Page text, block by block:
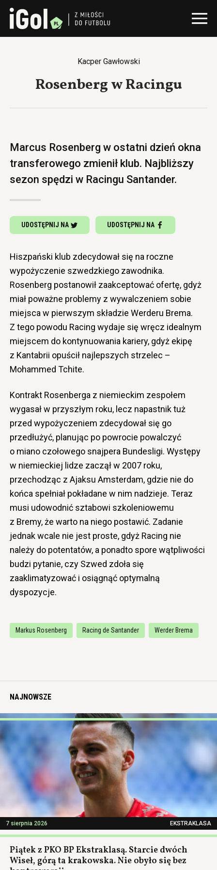
Kacper Gawłowski
Rosenberg w Racingu
Marcus Rosenberg w ostatni dzień okna
transferowego zmienił klub. Najbliższy
sezon spędzi w Racingu Santander.
UDOSTĘPNIJ NA UDOSTĘPNIJ NA
Hiszpański klub zdecydował się na roczne
wypożyczenie szwedzkiego zawodnika.
Rosenberg postanowił zaakceptować ofertę, gdyż
miał poważne problemy z wywalczeniem sobie
miejsca w pierwszym składzie Werderu Brema.
Z tego powodu Racing wydaje się wręcz idealnym
miejscem do kontynuowania kariery, gdyż ekipę
z Kantabrii opuścił najlepszych strzelec –
Mohammed Tchite.
Kontrakt Rosenberga z niemieckim zespołem
wygasał w przyszłym roku, lecz napastnik tuż
przed wypożyczeniem zdecydował się go
przedłużyć, planując po powrocie powalczyć
o miano czołowego snajpera Bundesligi. Występy
w niemieckiej lidze zaczął w 2007 roku,
przechodząc z Ajaksu Amsterdam, gdzie nie do
końca spełniał pokładane w nim nadzieje. Teraz
musi udowodnić sztabowi szkoleniowemu
z Bremy, że warto na niego postawić. Zadanie
jednak wcale nie jest proste, gdyż Racing nie
należy do potentatów, a ponadto spore wątpliwości
budzi pytanie, czy Szwed zdoła się
zaaklimatyzować i osiągnąć optymalną
dyspozycje.
Markus Rosenberg Racing de Santander Werder Brema
NAJNOWSZE
7 sierpnia 2026 EKSTRAKLASA
Piątek z PKO BP Ekstraklasą. Starcie dwóch
Wiseł, górą ta krakowska. Nie obyło się bez